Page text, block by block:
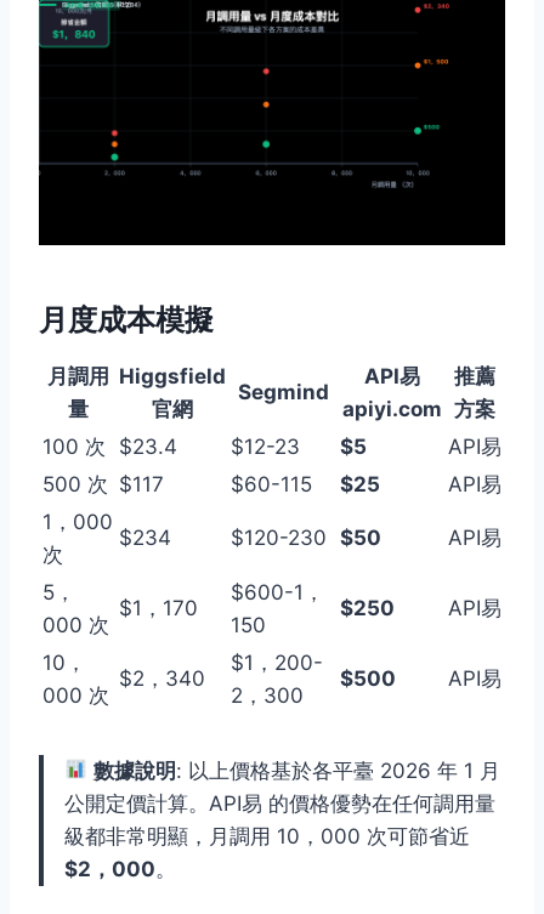
月度成本模擬
月調用
量
Higgsfield
官網
Segmind
API易
apiyi.com
推薦
方案
100 次
$23.4 $12-23 $5
API易
500 次 $117 $60-115 $25
API易
1，000
次
$234 $120-230 $50 API易
5，
000 次
$1，170
$600-1，
150
$250 API易
10，
000 次
$2，340
$1，200-
2，300
$500 API易
數據說明: 以上價格基於各平臺 2026 年 1 月
公開定價計算。API易 的價格優勢在任何調用量
級都非常明顯，月調用 10，000 次可節省近
$2，000。